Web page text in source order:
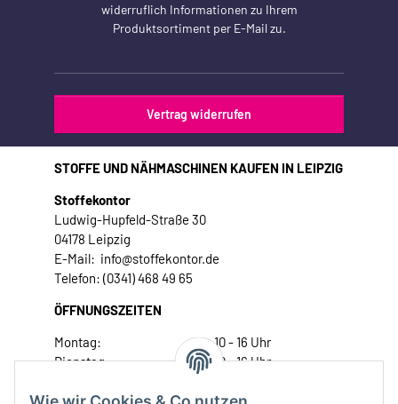
widerruflich Informationen zu Ihrem
Produktsortiment per E-Mail zu.
Vertrag widerrufen
STOFFE UND NÄHMASCHINEN KAUFEN IN LEIPZIG
Stoffekontor
Ludwig-Hupfeld-Straße 30
04178 Leipzig
E-Mail: info@stoffekontor.de
Telefon: (0341) 468 49 65
ÖFFNUNGSZEITEN
Montag:
10 - 16 Uhr
Dienstag:
10 - 16 Uhr